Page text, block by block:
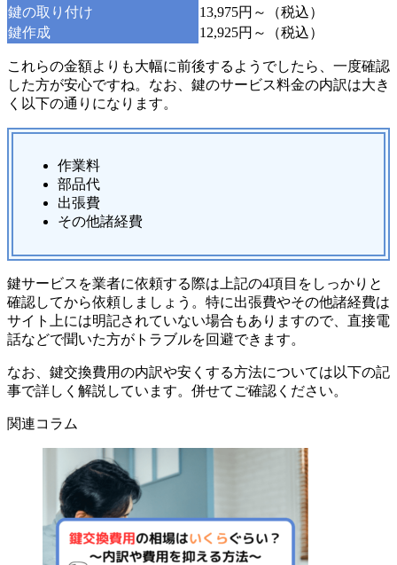
鍵の取り付け
13,975円～（税込）
鍵作成
12,925円～（税込）
これらの金額よりも大幅に前後するようでしたら、一度確認
した方が安心ですね。なお、鍵のサービス料金の内訳は大き
く以下の通りになります。
作業料
部品代
出張費
その他諸経費
鍵サービスを業者に依頼する際は上記の4項目をしっかりと
確認してから依頼しましょう。特に出張費やその他諸経費は
サイト上には明記されていない場合もありますので、直接電
話などで聞いた方がトラブルを回避できます。
なお、鍵交換費用の内訳や安くする方法については以下の記
事で詳しく解説しています。併せてご確認ください。
関連コラム